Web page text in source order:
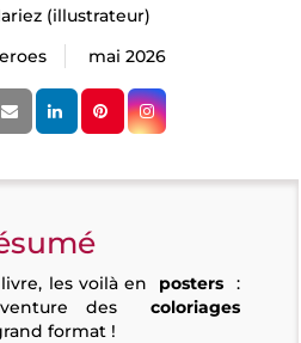
(illustrateur)
mai 2026
les voilà en posters :
descoloriages
format !